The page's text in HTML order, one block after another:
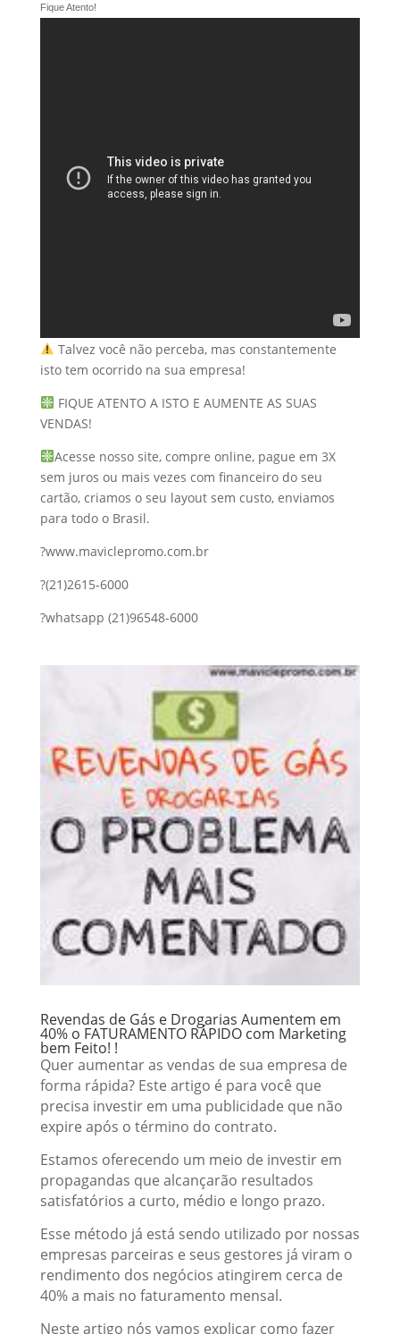
Fique Atento!
Talvez você não perceba, mas constantemente
isto tem ocorrido na sua empresa!
FIQUE ATENTO A ISTO E AUMENTE AS SUAS
VENDAS!
Acesse nosso site, compre online, pague em 3X
sem juros ou mais vezes com financeiro do seu
cartão, criamos o seu layout sem custo, enviamos
para todo o Brasil.
?www.maviclepromo.com.br‬
?(21)2615-6000
?whatsapp (21)96548-6000
Revendas de Gás e Drogarias Aumentem em
40% o FATURAMENTO RÁPIDO com Marketing
bem Feito! !
Quer aumentar as vendas de sua empresa de
forma rápida? Este artigo é para você que
precisa investir em uma publicidade que não
expire após o término do contrato.
Estamos oferecendo um meio de investir em
propagandas que alcançarão resultados
satisfatórios a curto, médio e longo prazo.
Esse método já está sendo utilizado por nossas
empresas parceiras e seus gestores já viram o
rendimento dos negócios atingirem cerca de
40% a mais no faturamento mensal.
Neste artigo nós vamos explicar como fazer